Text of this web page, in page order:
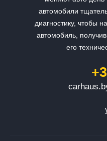
автомобили
диагностику, чтобы
автомобиль,
его